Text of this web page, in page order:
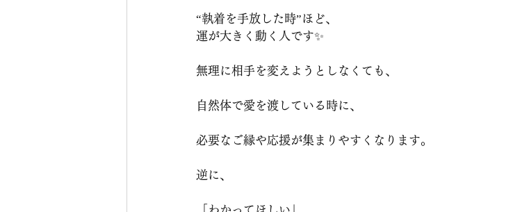
“執着を手放した時”ほど、
運が大きく動く人です✨
無理に相手を変えようとしなくても、
自然体で愛を渡している時に、
必要なご縁や応援が集まりやすくなります。
逆に、
「わかってほしい」